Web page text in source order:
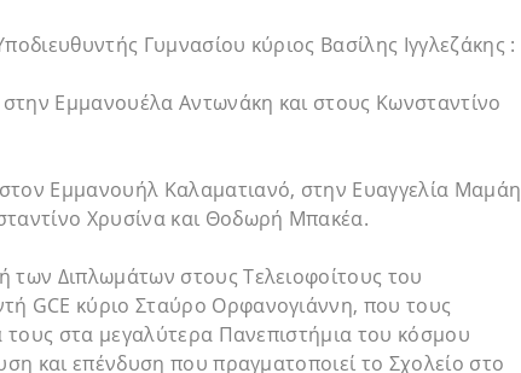
Γυμνασίου κύριος Βασίλης Ιγγλεζάκης :
Εμμανουέλα Αντωνάκη και στους Κωνσταντίνο
Εμμανουήλ Καλαματιανό, στην Ευαγγελία Μαμάη
Χρυσίνα και Θοδωρή Μπακέα.
Διπλωμάτων στους Τελειοφοίτους του
GCE κύριο Σταύρο Ορφανογιάννη, που τους
τους στα μεγαλύτερα Πανεπιστήμια του κόσμου
και επένδυση που πραγματοποιεί το Σχολείο στο